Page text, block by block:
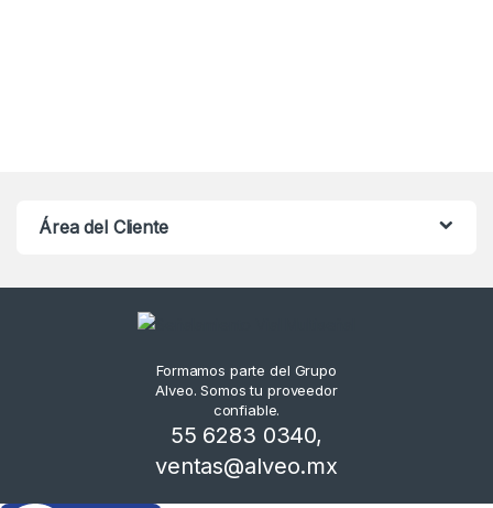
Área del Cliente
Formamos parte del Grupo
Alveo. Somos tu proveedor
confiable.
55 6283 0340,
ventas@alveo.mx